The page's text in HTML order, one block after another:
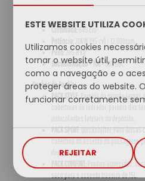
ESTE WEBSITE UTILIZA
Utilizamos cookies
tornar o website útil,
como a navegação e o
proteger áreas do website.
funcionar corretamente
REJEITAR
Cilindrada:649 cm³
70kW (95 cv) / 12.000rpm
Peso:205.8 Kg
Documentação + IUC=385,00€
Opções de Pack's:
PACK STYLE:Painéis do guarda-lamas
PACK SPORT:Quickshifter; Pára-brisas
cobertura do assento do passageiro;
depósito;
Punhos aquecidos;
saco para o assento traseiro de 15L.